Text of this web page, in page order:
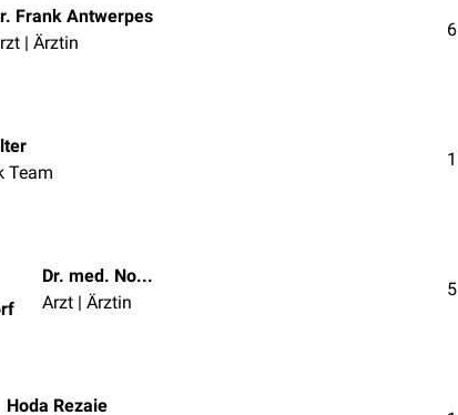
Frank Antwerpes
| Ärztin
6
Team
1
Dr. med. Norbert Ostendorf
Arzt | Ärztin
5
Hoda Rezaie